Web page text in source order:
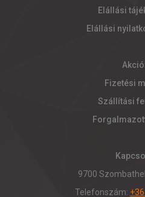
Elállási
Elállási
Fizetési
Szállítási
9700
Telefonszám: